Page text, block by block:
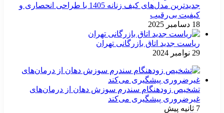
جدیدترین مدل‌های کیف زنانه 1405 با طراحی انحصاری و
کیفیت بی‌رقیب
18 دسامبر 2025
ریاست جدید اتاق بازرگانی تهران
29 نوامبر 2024
تشخیص زودهنگام سندرم سوزش دهان از درمان‌های
غیرضروری پیشگیری می‌کند
7 ثانیه پیش